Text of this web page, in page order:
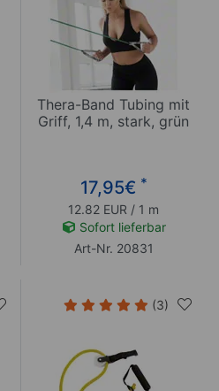
Thera-Band Tubing mit
Griff, 1,4 m, stark, grün
17,95€ *
12.82 EUR / 1 m
Sofort lieferbar
Art-Nr. 20831
(3)